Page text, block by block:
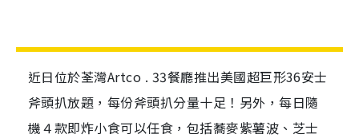
近日位於荃灣Artco . 33餐廳推出美國超巨形36安士
斧頭扒放題，每份斧頭扒分量十足！另外，每日隨
機４款即炸小食可以任食，包括蕎麥紫薯波、芝士